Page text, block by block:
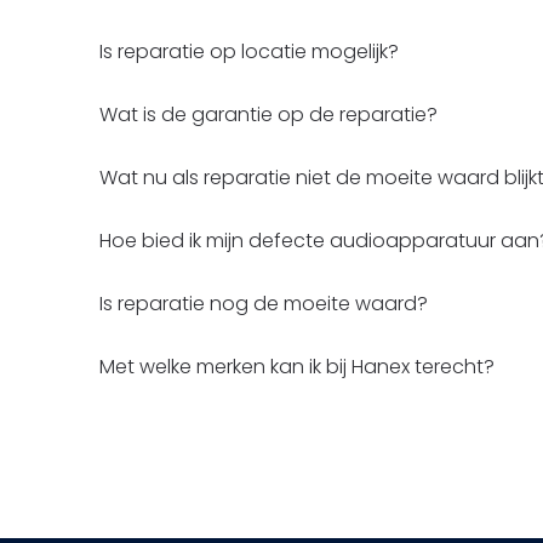
Is reparatie op locatie mogelijk?
Wat is de garantie op de reparatie?
Wat nu als reparatie niet de moeite waard
Hoe bied ik mijn defecte audioapparatuur
Is reparatie nog de moeite waard?
Met welke merken kan ik bij Hanex terecht?